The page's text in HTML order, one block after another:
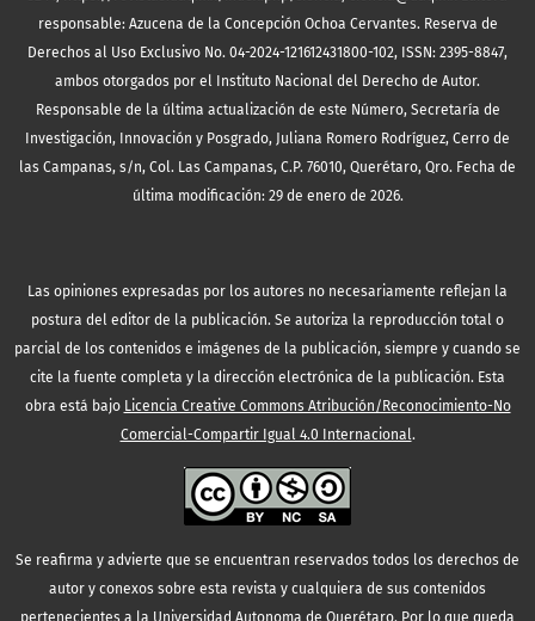
responsable: Azucena de la Concepción Ochoa Cervantes. Reserva de
Derechos al Uso Exclusivo No. 04-2024-121612431800-102, ISSN: 2395-8847,
ambos otorgados por el Instituto Nacional del Derecho de Autor.
Responsable de la última actualización de este Número, Secretaría de
Investigación, Innovación y Posgrado, Juliana Romero Rodríguez, Cerro de
las Campanas, s/n, Col. Las Campanas, C.P. 76010, Querétaro, Qro. Fecha de
última modificación: 29 de enero de 2026.
Las opiniones expresadas por los autores no necesariamente reflejan la
postura del editor de la publicación. Se autoriza la reproducción total o
parcial de los contenidos e imágenes de la publicación, siempre y cuando se
cite la fuente completa y la dirección electrónica de la publicación. Esta
obra está bajo Licencia Creative Commons Atribución/Reconocimiento-No
Comercial-Compartir Igual 4.0 Internacional.
Se reafirma y advierte que se encuentran reservados todos los derechos de
autor y conexos sobre esta revista y cualquiera de sus contenidos